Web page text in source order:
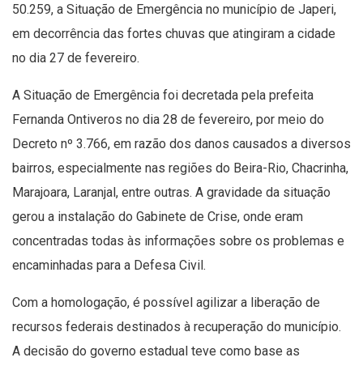
50.259, a Situação de Emergência no município de Japeri,
em decorrência das fortes chuvas que atingiram a cidade
no dia 27 de fevereiro.
A Situação de Emergência foi decretada pela prefeita
Fernanda Ontiveros no dia 28 de fevereiro, por meio do
Decreto nº 3.766, em razão dos danos causados a diversos
bairros, especialmente nas regiões do Beira-Rio, Chacrinha,
Marajoara, Laranjal, entre outras. A gravidade da situação
gerou a instalação do Gabinete de Crise, onde eram
concentradas todas às informações sobre os problemas e
encaminhadas para a Defesa Civil.
Com a homologação, é possível agilizar a liberação de
recursos federais destinados à recuperação do município.
A decisão do governo estadual teve como base as